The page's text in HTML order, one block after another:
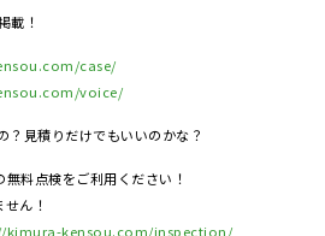
載！
case/
voice/
見積りだけでもいいのかな？
料点検をご利用ください！
ん！
kimura-kensou.com/inspection/